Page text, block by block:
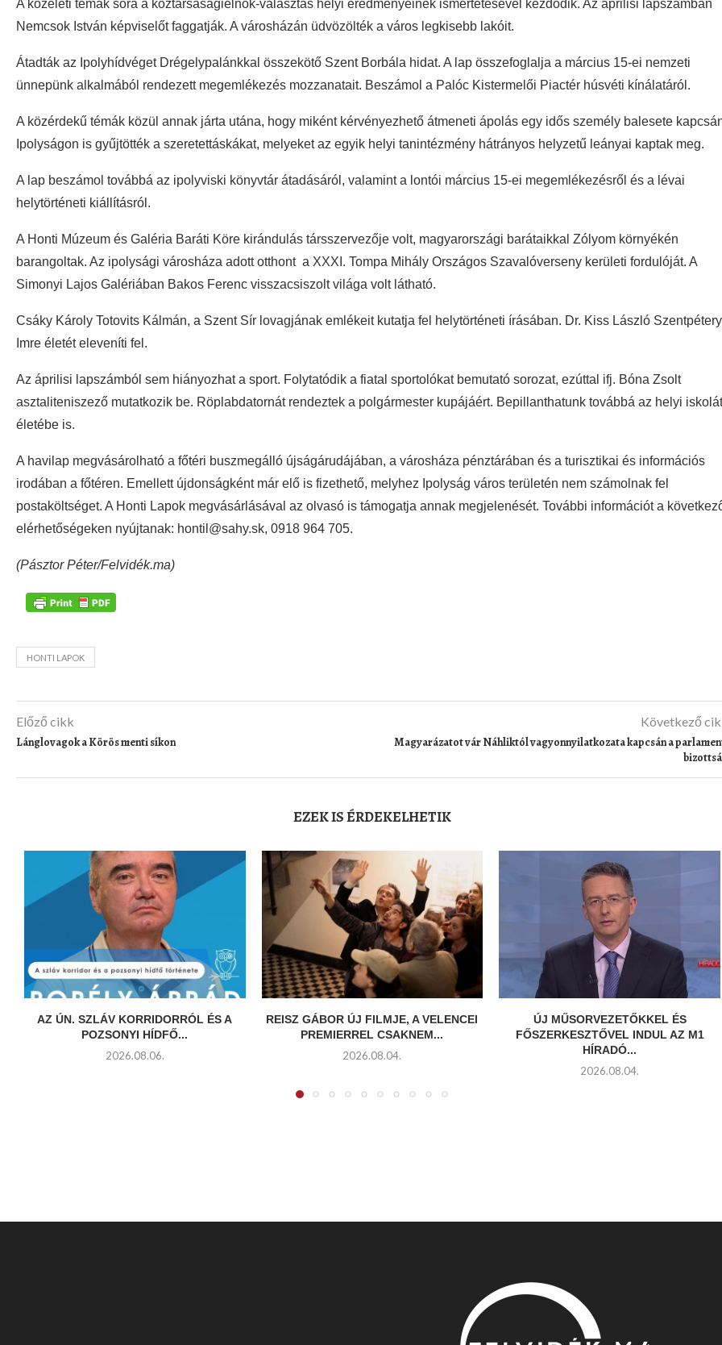
A közéleti témák sora a köztársaságielnök-választás helyi eredményeinek ismertetésével kezdődik. Az áprilisi lapszámban
Nemcsok István képviselőt faggatják. A városházán üdvözölték a város legkisebb lakóit.
Átadták az Ipolyhídvéget Drégelypalánkkal összekötő Szent Borbála hidat. A lap összefoglalja a március 15-ei nemzeti
ünnepünk alkalmából rendezett megemlékezés mozzanatait. Beszámol a Palóc Kistermelői Piactér húsvéti kínálatáról.
A közérdekű témák közül annak járta utána, hogy miként kérvényezhető átmeneti ápolás egy idős személy balesete
Ipolyságon is gyűjtötték a szeretettáskákat, melyeket az egyik helyi tanintézmény hátrányos helyzetű leányai kaptak meg.
A lap beszámol továbbá az ipolyviski könyvtár átadásáról, valamint a lontói március 15-ei megemlékezésről és a lévai
helytörténeti kiállításról.
A Honti Múzeum és Galéria Baráti Köre kirándulás társszervezője volt, magyarországi barátaikkal Zólyom környékén
barangoltak. Az ipolysági városháza adott otthont a XXXI. Tompa Mihály Országos Szavalóverseny kerületi fordulóját. A
Simonyi Lajos Galériában Bakos Ferenc visszacsiszolt világa volt látható.
Csáky Károly Totovits Kálmán, a Szent Sír lovagjának emlékeit kutatja fel helytörténeti írásában. Dr. Kiss László Szentpétery
Imre életét eleveníti fel.
Az áprilisi lapszámból sem hiányozhat a sport. Folytatódik a fiatal sportolókat bemutató sorozat, ezúttal ifj. Bóna Zsolt
asztaliteniszező mutatkozik be. Röplabdatornát rendeztek a polgármester kupájáért. Bepillanthatunk továbbá az helyi iskolát
életébe is.
A havilap megvásárolható a főtéri buszmegálló újságárudájában, a városháza pénztárában és a turisztikai és információs
irodában a főtéren. Emellett újdonságként már elő is fizethető, melyhez Ipolyság város területén nem számolnak fel
postaköltséget. A Honti Lapok megvásárlásával az olvasó is támogatja annak megjelenését. További információt a
elérhetőségeken nyújtanak: hontil@sahy.sk, 0918 964 705.
(Pásztor Péter/Felvidék.ma)
HONTI LAPOK
Előző cikk
Lánglovagok a Körös menti síkon
Következő
Magyarázatot vár Náhliktól vagyonnyilatkozata kapcsán a
EZEK IS ÉRDEKELHETIK
AZ ÚN. SZLÁV KORRIDORRÓL ÉS A
POZSONYI HÍDFŐ...
2026.08.06.
REISZ GÁBOR ÚJ FILMJE, A VELENCEI
PREMIERREL CSAKNEM...
2026.08.04.
ÚJ MŰSORVEZETŐKKEL ÉS
FŐSZERKESZTŐVEL INDUL AZ M1
HÍRADÓ...
2026.08.04.